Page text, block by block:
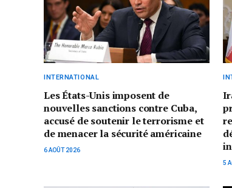
INTERNATIONAL
Les États-Unis imposent de
nouvelles sanctions contre Cuba,
accusé de soutenir le terrorisme et
de menacer la sécurité américaine
6 AOÛT 2026
5